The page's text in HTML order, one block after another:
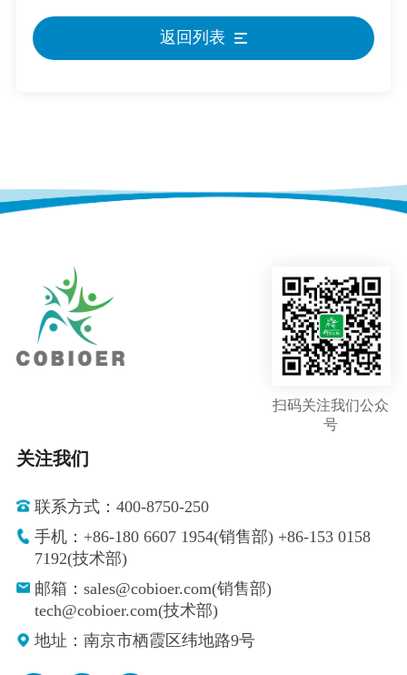
返回列表
扫码关注我们公众
号
关注我们
联系方式：400-8750-250
手机：+86-180 6607 1954(销售部) +86-153 0158
7192(技术部)
邮箱：sales@cobioer.com(销售部)
tech@cobioer.com(技术部)
地址：南京市栖霞区纬地路9号